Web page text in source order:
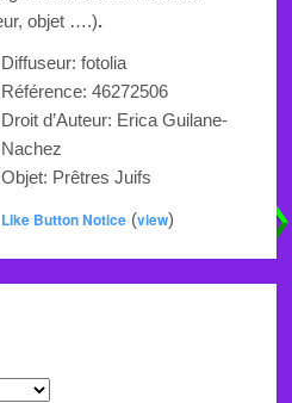
objet ….).
Diffuseur: fotolia
Référence: 46272506
Droit d’Auteur: Erica Guilane-
Nachez
Objet: Prêtres Juifs
Like Button Notice(view)